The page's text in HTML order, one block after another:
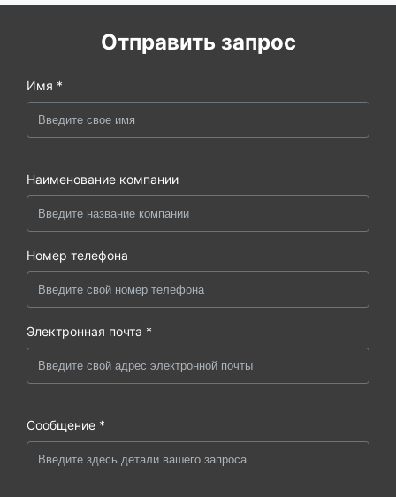
Отправить запрос
Имя *
Наименование компании
Номер телефона
Электронная почта *
Сообщение *